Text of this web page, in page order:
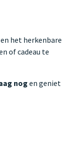
het herkenbare
of cadeau te
nog en geniet